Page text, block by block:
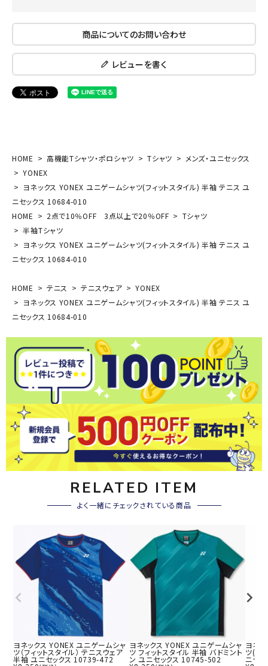
商品についてのお問い合わせ
レビューを書く
HOME 高機能Tシャツ・ポロシャツ Tシャツ
メンズ・ユニセックス
YONEX
ヨネックス YONEX ユニゲームシャツ(フィットスタイル) 半袖 テニス ユ
ニセックス 10684-010
HOME
2点で10％OFF 3点以上で20％OFF
Tシャツ
半袖Tシャツ
ヨネックス YONEX ユニゲームシャツ(フィットスタイル) 半袖 テニス ユ
ニセックス 10684-010
HOME テニス テニスウェア
YONEX
ヨネックス YONEX ユニゲームシャツ(フィットスタイル) 半袖 テニス ユ
ニセックス 10684-010
RELATED ITEM
よく一緒にチェックされている商品
ヨネックス YONEX ユニゲームシャ
ツ（フィットスタイル） テニスウェア
半袖 ユニセックス 10739-472
ヨネックス YONEX ユニゲームシャ
ツ フィットスタイル 半袖 バドミント
ン ユニセックス 10745-502
ヨネ
ツ(フ
ニセ